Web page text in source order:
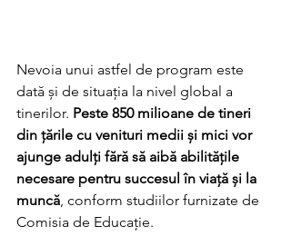
Nevoia unui astfel de program este
dată și de situația la nivel global a
tinerilor. Peste 850 milioane de tineri
din țările cu venituri medii și mici vor
ajunge adulți fără să aibă abilitățile
necesare pentru succesul în viață și la
muncă, conform studiilor furnizate de
Comisia de Educație.